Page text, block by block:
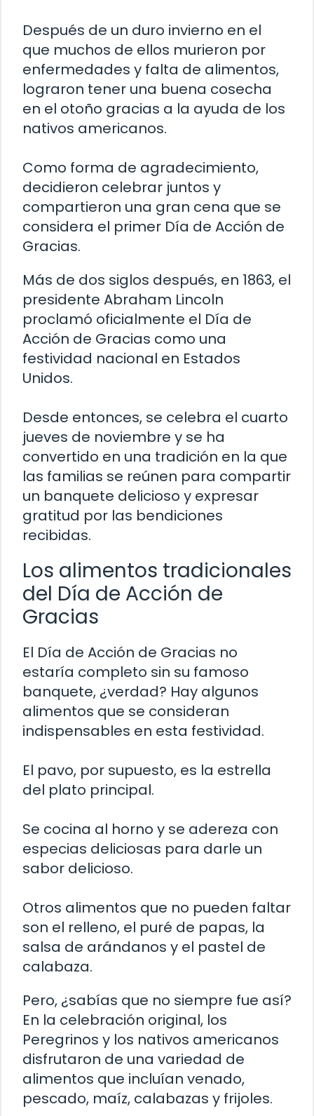
Después de un duro invierno en el
que muchos de ellos murieron por
enfermedades y falta de alimentos,
lograron tener una buena cosecha
en el otoño gracias a la ayuda de los
nativos americanos.
Como forma de agradecimiento,
decidieron celebrar juntos y
compartieron una gran cena que se
considera el primer Día de Acción de
Gracias.
Más de dos siglos después, en 1863, el
presidente Abraham Lincoln
proclamó oficialmente el Día de
Acción de Gracias como una
festividad nacional en Estados
Unidos.
Desde entonces, se celebra el cuarto
jueves de noviembre y se ha
convertido en una tradición en la que
las familias se reúnen para compartir
un banquete delicioso y expresar
gratitud por las bendiciones
recibidas.
Los alimentos tradicionales
del Día de Acción de
Gracias
El Día de Acción de Gracias no
estaría completo sin su famoso
banquete, ¿verdad? Hay algunos
alimentos que se consideran
indispensables en esta festividad.
El pavo, por supuesto, es la estrella
del plato principal.
Se cocina al horno y se adereza con
especias deliciosas para darle un
sabor delicioso.
Otros alimentos que no pueden faltar
son el relleno, el puré de papas, la
salsa de arándanos y el pastel de
calabaza.
Pero, ¿sabías que no siempre fue así?
En la celebración original, los
Peregrinos y los nativos americanos
disfrutaron de una variedad de
alimentos que incluían venado,
pescado, maíz, calabazas y frijoles.